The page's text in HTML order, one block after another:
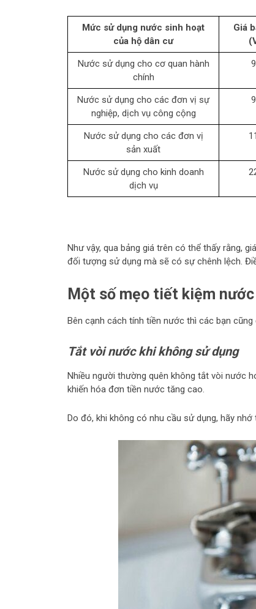
Mức sử dụng nước sinh hoạt
của hộ dân cư
Giá
Nước sử dụng cho cơ quan hành
chính
Nước sử dụng cho các đơn vị sự
nghiệp, dịch vụ công cộng
Nước sử dụng cho các đơn vị
sản xuất
Nước sử dụng cho kinh doanh
dịch vụ
Như vậy, qua bảng giá trên có thể thấy rằng,
đối tượng sử dụng mà sẽ có sự chênh lệch.
Một số mẹo tiết kiệm
Bên cạnh cách tính tiền nước thì các bạn
Tắt vòi nước khi không sử dụng
Nhiều người thường quên không tắt vòi nước
khiến hóa đơn tiền nước tăng cao.
Do đó, khi không có nhu cầu sử dụng, hãy nhớ